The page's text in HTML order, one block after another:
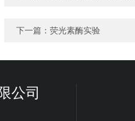
下一篇： 荧光素酶实验
公司